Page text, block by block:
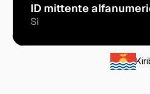
ID mittente
Sì